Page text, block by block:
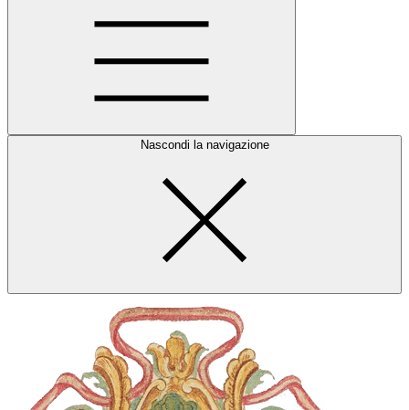
Nascondi la navigazione